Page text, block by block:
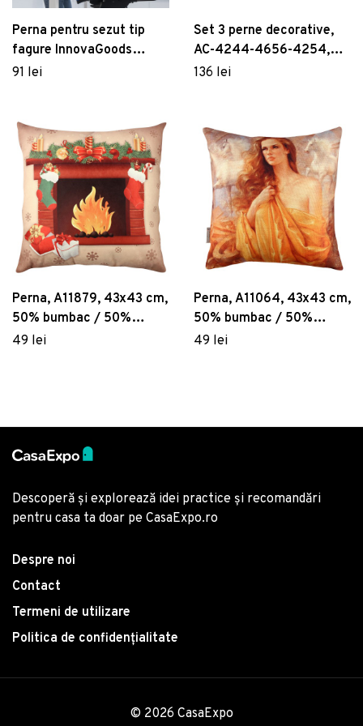
Perna pentru sezut tip
fagure InnovaGoods
Hexafresh, gel din silicon,
91 lei
Set 3 perne decorative,
AC-4244-4656-4254,
50% bumbac / 50%
136 lei
Perna, A11879, 43x43 cm,
50% bumbac / 50%
poliester, Multicolor
49 lei
Perna, A11064, 43x43 cm,
50% bumbac / 50%
poliester, Multicolor
49 lei
Descoperă și explorează idei practice și recomandări
pentru casa ta doar pe CasaExpo.ro
Despre noi
Contact
Termeni de utilizare
Politica de confidențialitate
© 2026 CasaExpo